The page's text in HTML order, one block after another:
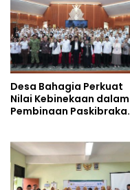
Desa Bahagia Perkuat
Nilai Kebinekaan dalam
Pembinaan Paskibraka